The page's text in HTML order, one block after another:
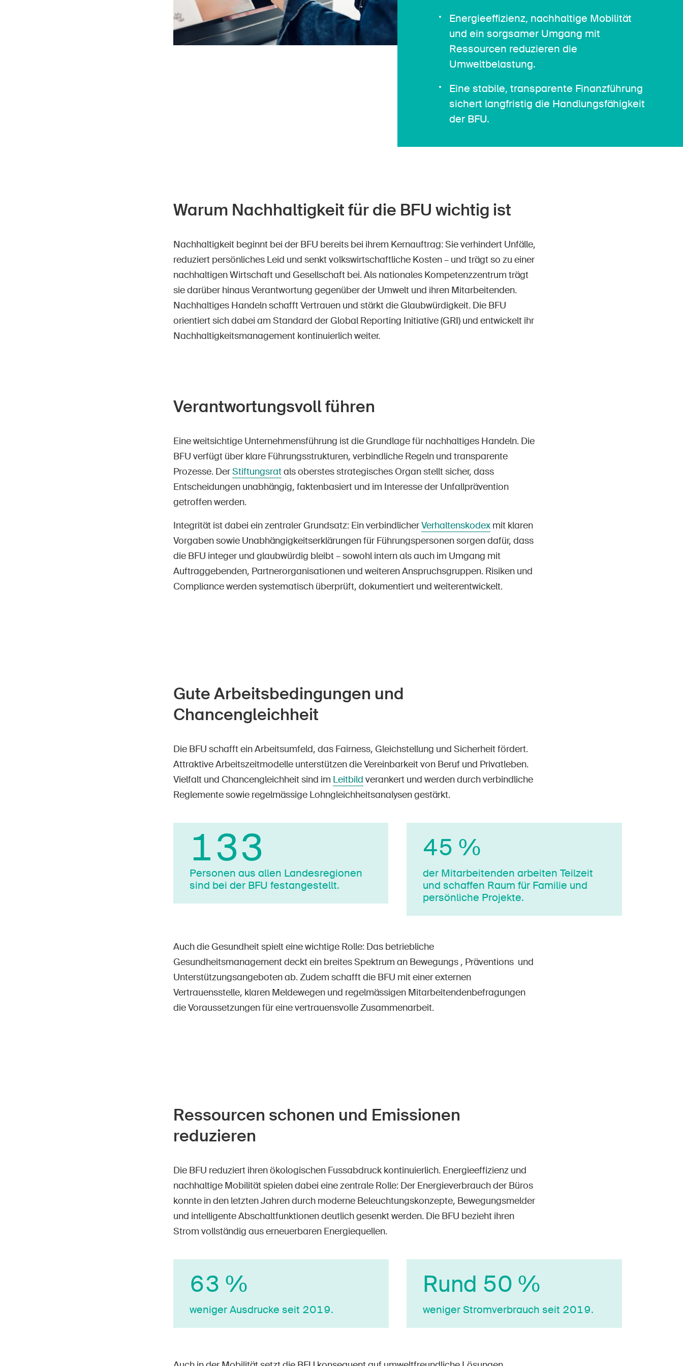
Energieeffizienz, nachhaltige Mobilität
und ein sorgsamer Umgang mit
Ressourcen reduzieren die
Umweltbelastung.
Eine stabile, transparente Finanzführung
sichert langfristig die Handlungsfähigkeit
der BFU.
Warum Nachhaltigkeit für die BFU wichtig ist
Nachhaltigkeit beginnt bei der BFU bereits bei ihrem Kernauftrag: Sie verhindert Unfälle,
reduziert persönliches Leid und senkt volkswirtschaftliche Kosten – und trägt so zu einer
nachhaltigen Wirtschaft und Gesellschaft bei. Als nationales Kompetenzzentrum trägt
sie darüber hinaus Verantwortung gegenüber der Umwelt und ihren Mitarbeitenden.
Nachhaltiges Handeln schafft Vertrauen und stärkt die Glaubwürdigkeit. Die BFU
orientiert sich dabei am Standard der Global Reporting Initiative (GRI) und entwickelt ihr
Nachhaltigkeitsmanagement kontinuierlich weiter.
Verantwortungsvoll führen
Eine weitsichtige Unternehmensführung ist die Grundlage für nachhaltiges Handeln. Die
BFU verfügt über klare Führungsstrukturen, verbindliche Regeln und transparente
Prozesse. DerStiftungsratals oberstes strategisches Organ stellt sicher, dass
Entscheidungen unabhängig, faktenbasiert und im Interesse der Unfallprävention
getroffen werden.
Integrität ist dabei ein zentraler Grundsatz: Ein verbindlicherVerhaltenskodexmit klaren
Vorgaben sowie Unabhängigkeitserklärungen für Führungspersonen sorgen dafür, dass
die BFU integer und glaubwürdig bleibt – sowohl intern als auch im Umgang mit
Auftraggebenden, Partnerorganisationen und weiteren Anspruchsgruppen. Risiken und
Compliance werden systematisch überprüft, dokumentiert und weiterentwickelt.
Gute Arbeitsbedingungen und
Chancengleichheit
Die BFU schafft ein Arbeitsumfeld, das Fairness, Gleichstellung und Sicherheit fördert.
Attraktive Arbeitszeitmodelle unterstützen die Vereinbarkeit von Beruf und Privatleben.
Vielfalt und Chancengleichheit sind im Leitbild verankert und werden durch verbindliche
Reglemente sowie regelmässige Lohngleichheitsanalysen gestärkt.
133
Personen aus allen Lan­des­re­gio­nen
sind bei der BFU fes­tan­ges­tellt.
45 %
der Mi­tar­bei­ten­den arbeiten Teilzeit
und schaffen Raum für Familie und
persönliche Projekte.
Auch die Gesundheit spielt eine wichtige Rolle: Das betriebliche
Gesundheitsmanagement deckt ein breites Spektrum an Bewegungs , Präventions und
Unterstützungsangeboten ab. Zudem schafft die BFU mit einer externen
Vertrauensstelle, klaren Meldewegen und regelmässigen Mitarbeitendenbefragungen
die Voraussetzungen für eine vertrauensvolle Zusammenarbeit.
Ressourcen schonen und Emissionen
reduzieren
Die BFU reduziert ihren ökologischen Fussabdruck kontinuierlich. Energieeffizienz und
nachhaltige Mobilität spielen dabei eine zentrale Rolle: Der Energieverbrauch der Büros
konnte in den letzten Jahren durch moderne Beleuchtungskonzepte, Bewegungsmelder
und intelligente Abschaltfunktionen deutlich gesenkt werden. Die BFU bezieht ihren
Strom vollständig aus erneuerbaren Energiequellen.
63 %
weniger Ausdrucke seit 2019.
Rund 50 %
weniger Strom­ver­brauch seit 2019.